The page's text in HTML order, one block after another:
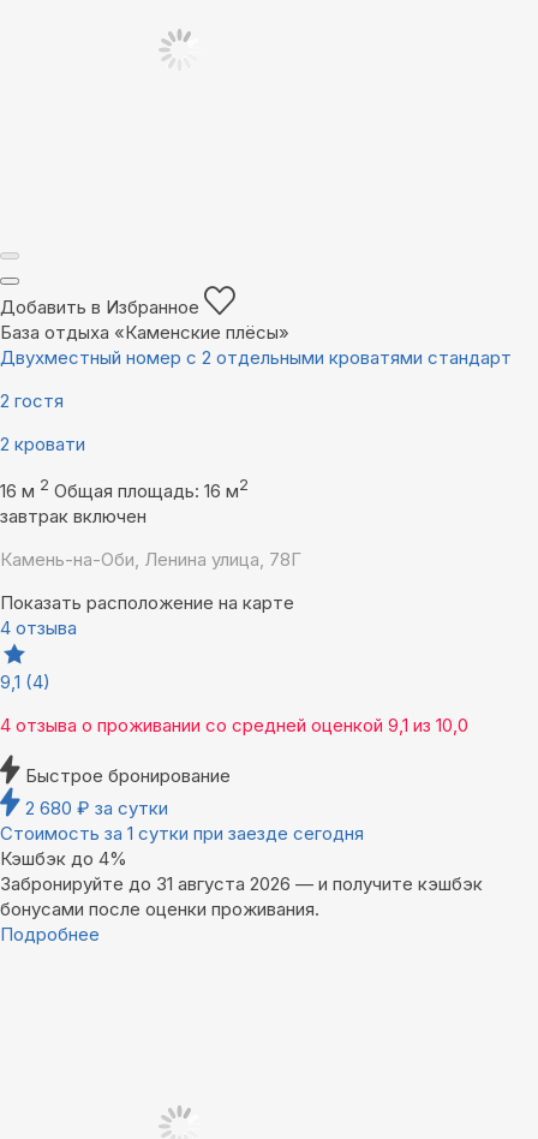
Добавить в Избранное
База отдыха «Каменские плëсы»
Двухместный номер с 2 отдельными кроватями стандарт
2 гостя
2 кровати
16 м 2 Общая площадь: 16 м2
завтрак включен
Камень-на-Оби, Ленина улица, 78Г
Показать расположение на карте
4 отзыва
9,1 (4)
4 отзыва о проживании со средней оценкой 9,1 из 10,0
Быстрое бронирование
2 680 ₽ за сутки
Стоимость за 1 сутки при заезде сегодня
Кэшбэк до 4%
Забронируйте до 31 августа 2026 — и получите кэшбэк
бонусами после оценки проживания.
Подробнее